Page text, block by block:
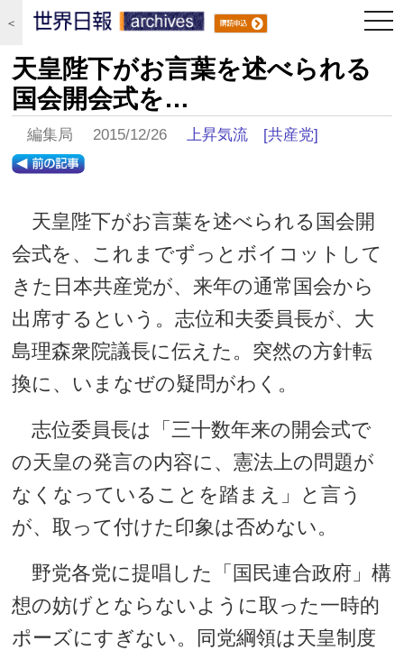
＜
天皇陛下がお言葉を述べられる
国会開会式を…
編集局 2015/12/26上昇気流 [共産党]
天皇陛下がお言葉を述べられる国会開
会式を、これまでずっとボイコットして
きた日本共産党が、来年の通常国会から
出席するという。志位和夫委員長が、大
島理森衆院議長に伝えた。突然の方針転
換に、いまなぜの疑問がわく。
志位委員長は「三十数年来の開会式で
の天皇の発言の内容に、憲法上の問題が
なくなっていることを踏まえ」と言う
が、取って付けた印象は否めない。
野党各党に提唱した「国民連合政府」構
想の妨げとならないように取った一時的
ポーズにすぎない。同党綱領は天皇制度